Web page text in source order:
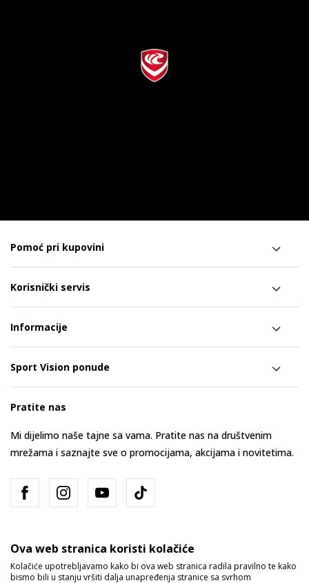
Pomoć pri kupovini
Korisnički servis
Informacije
Sport Vision ponude
Pratite nas
Mi dijelimo naše tajne sa vama. Pratite nas na društvenim
mrežama i saznajte sve o promocijama, akcijama i novitetima.
Ova web stranica koristi kolačiće
Kolačiće upotrebljavamo kako bi ova web stranica radila pravilno te kako
bismo bili u stanju vršiti dalja unapređenja stranice sa svrhom